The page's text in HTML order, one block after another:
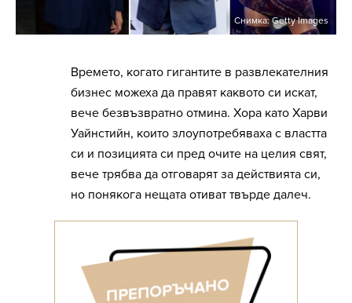
Снимка: Getty Images
Времето, когато гигантите в развлекателния
бизнес можеха да правят каквото си искат,
вече безвъзвратно отмина. Хора като Харви
Уайнстийн, които злоупотребяваха с властта
си и позицията си пред очите на целия свят,
вече трябва да отговарят за действията си,
но понякога нещата отиват твърде далеч.